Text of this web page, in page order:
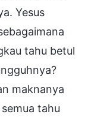
Yesus
tahu betul
maknanya
tahu